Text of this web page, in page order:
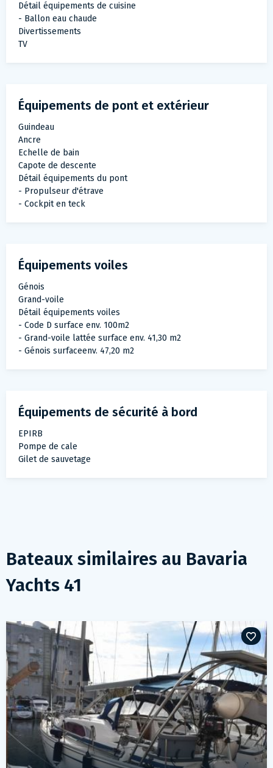
Détail équipements de cuisine
- Ballon eau chaude
Divertissements
TV
Équipements de pont et extérieur
Guindeau
Ancre
Echelle de bain
Capote de descente
Détail équipements du pont
- Propulseur d'étrave
- Cockpit en teck
Équipements voiles
Génois
Grand-voile
Détail équipements voiles
- Code D surface env. 100m2
- Grand-voile lattée surface env. 41,30 m2
- Génois surfaceenv. 47,20 m2
Équipements de sécurité à bord
EPIRB
Pompe de cale
Gilet de sauvetage
Bateaux similaires au Bavaria
Yachts 41